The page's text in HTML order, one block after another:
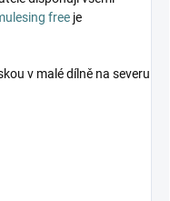
free je
v malé dílně na severu